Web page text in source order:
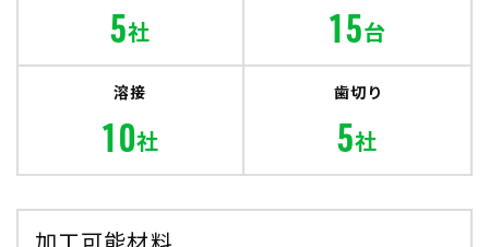
5社 15台
溶接
10社
歯切り
5社